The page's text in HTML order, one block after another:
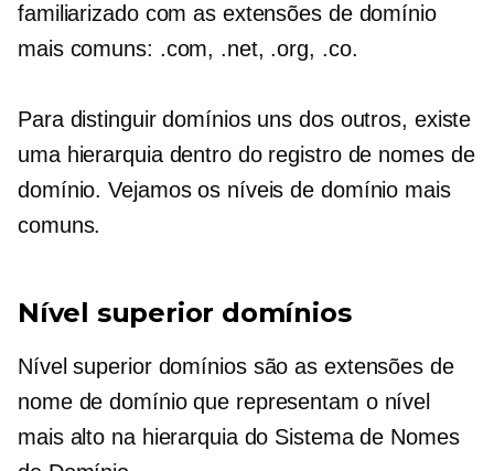
familiarizado com as extensões de domínio
mais comuns: .com, .net, .org, .co.
Para distinguir domínios uns dos outros, existe
uma hierarquia dentro do registro de nomes de
domínio. Vejamos os níveis de domínio mais
comuns.
Nível superior domínios
Nível superiordomínios são as extensões de
nome de domínio que representam o nível
mais alto na hierarquia do Sistema de Nomes